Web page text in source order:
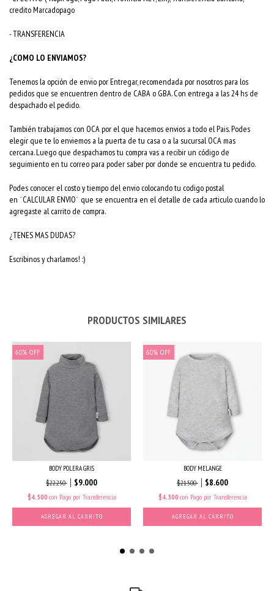
credito Marcadopago
- TRANSFERENCIA
¿COMO LO ENVIAMOS?
Tenemos la opción de envio por Entregar, recomendada por nosotros para los
pedidos que se encuentren dentro de CABA o GBA. Con entrega a las 24 hs de
despachado el pedido.
También trabajamos con OCA por el que hacemos envios a todo el Pais. Podes
elegir que te lo enviemos a la puerta de tu casa o a la sucursal OCA mas
cercana. Luego que despachamos tu compra vas a recibir un código de
seguimiento en tu correo para poder saber por donde se encuentra tu pedido.
Podes conocer el costo y tiempo del envio colocando tu codigo postal
en ¨CALCULAR ENVIO¨ que se encuentra en el detalle de cada articulo cuando lo
agregaste al carrito de compra.
¿TENES MAS DUDAS?
Escribinos y charlamos! :)
PRODUCTOS SIMILARES
60% OFF
BODY POLERA GRIS
$22.250 $9.000
$4.500 con Pago por Transferencia
AGREGAR AL CARRITO
60% OFF
BODY MELANGE
$21.500 $8.600
$4.300 con Pago por Transferencia
AGREGAR AL CARRITO